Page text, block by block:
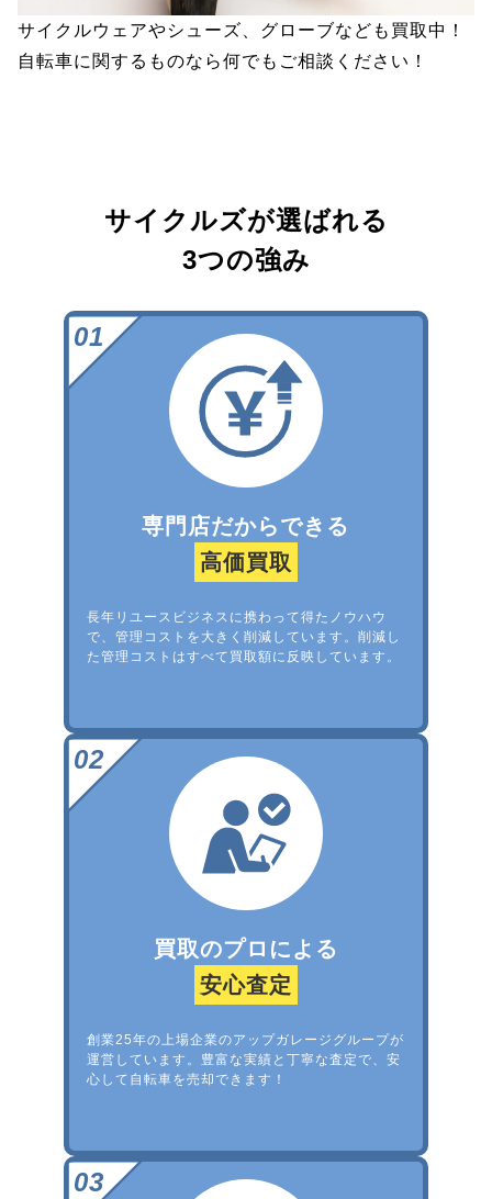
サイクルウェアやシューズ、グローブなども買取中！
自転車に関するものなら何でもご相談ください！
サイクルズが選ばれる
3つの強み
専門店だからできる
高価買取
長年リユースビジネスに携わって得たノウハウ
で、管理コストを大きく削減しています。削減し
た管理コストはすべて買取額に反映しています。
買取のプロによる
安心査定
創業25年の上場企業のアップガレージグループが
運営しています。豊富な実績と丁寧な査定で、安
心して自転車を売却できます！